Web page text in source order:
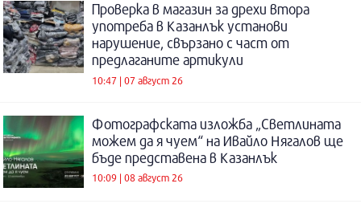
Проверка в магазин за дрехи втора
употреба в Казанлък установи
нарушение, свързано с част от
предлаганите артикули
10:47 | 07 август 26
Фотографската изложба „Светлината
можем да я чуем“ на Ивайло Нягалов ще
бъде представена в Казанлък
10:09 | 08 август 26